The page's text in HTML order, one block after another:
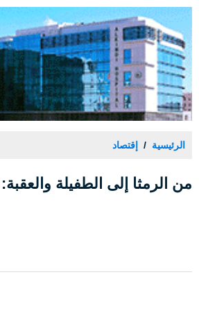
الرئيسية إقتصاد
من الرمثا إلى الطفيلة